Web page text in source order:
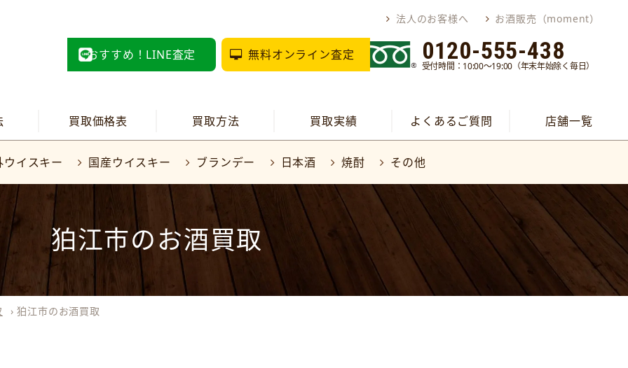
法人のお客様へ お酒販売（moment）
おすすめ！LINE査定 無料オンライン査定 0120-555-438
受付時間：10:00～19:00（年末年始除く毎日）
買取価格表 買取方法 買取実績 よくあるご質問 店舗一覧
ウイスキー 国産ウイスキー ブランデー 日本酒 焼酎 その他
狛江市のお酒買取
›狛江市のお酒買取